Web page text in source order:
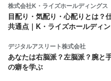
株式会社K・ライズホールディングス
目配り・気配り・心配りとは？
共通点｜K・ライズホールディ
デジタルアスリート株式会社
あなたは右脳派？左脳派？腕と
の癖を学ぶ